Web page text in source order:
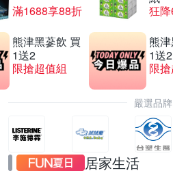
滿1688享88折
狂
熊津黑蔘飲 買
1送2
限搶超值組
熊
1送2
限
嚴選品牌
居家生活